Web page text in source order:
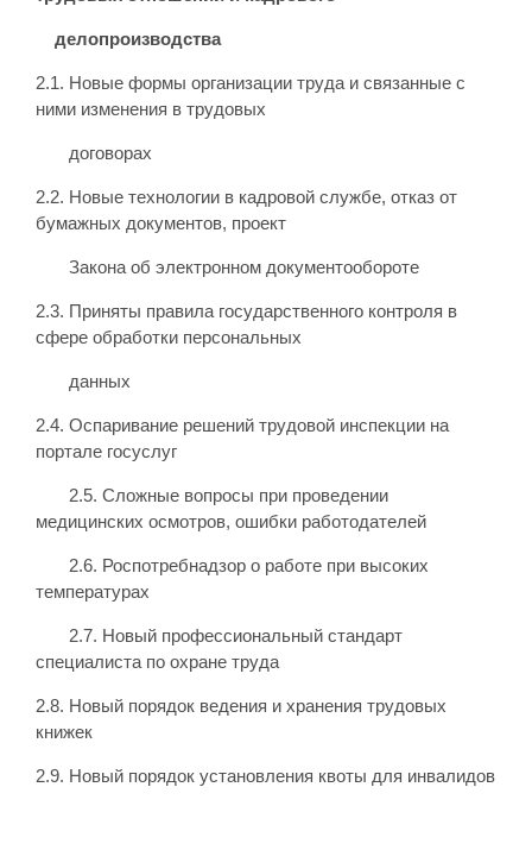
делопроизводства
2.1. Новые формы организации труда и связанные с
ними изменения в трудовых
договорах
2.2. Новые технологии в кадровой службе, отказ от
бумажных документов, проект
Закона об электронном документообороте
2.3. Приняты правила государственного контроля в
сфере обработки персональных
данных
2.4. Оспаривание решений трудовой инспекции на
портале госуслуг
2.5. Сложные вопросы при проведении
медицинских осмотров, ошибки работодателей
2.6. Роспотребнадзор о работе при высоких
температурах
2.7. Новый профессиональный стандарт
специалиста по охране труда
2.8. Новый порядок ведения и хранения трудовых
книжек
2.9. Новый порядок установления квоты для инвалидов